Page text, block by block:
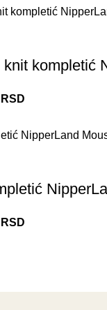
kompletić
RSD
RSD